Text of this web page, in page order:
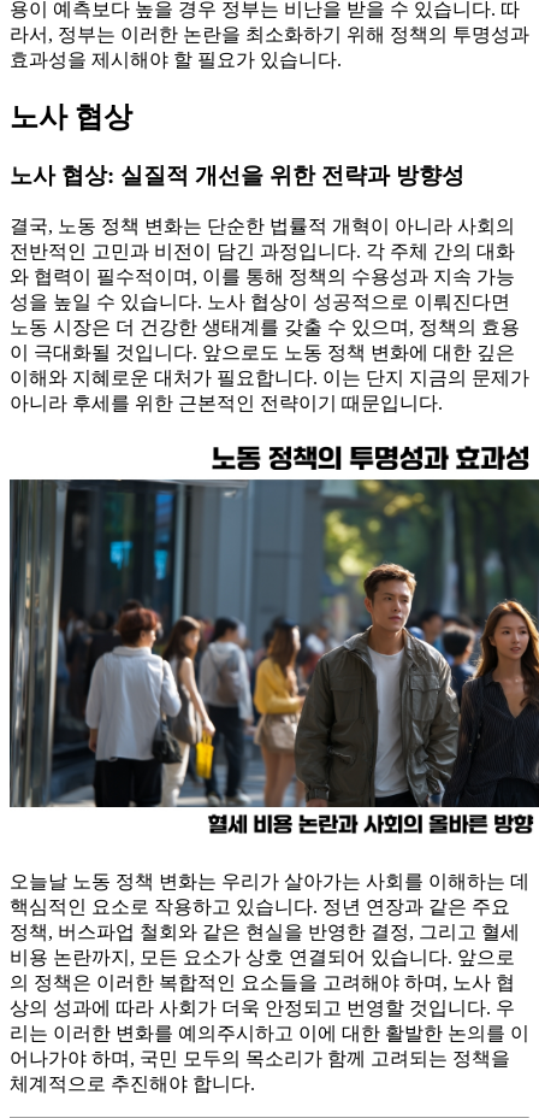
용이 예측보다 높을 경우 정부는 비난을 받을 수 있습니다. 따
라서, 정부는 이러한 논란을 최소화하기 위해 정책의 투명성과
효과성을 제시해야 할 필요가 있습니다.
노사 협상
노사 협상: 실질적 개선을 위한 전략과 방향성
결국, 노동 정책 변화는 단순한 법률적 개혁이 아니라 사회의
전반적인 고민과 비전이 담긴 과정입니다. 각 주체 간의 대화
와 협력이 필수적이며, 이를 통해 정책의 수용성과 지속 가능
성을 높일 수 있습니다. 노사 협상이 성공적으로 이뤄진다면
노동 시장은 더 건강한 생태계를 갖출 수 있으며, 정책의 효용
이 극대화될 것입니다. 앞으로도 노동 정책 변화에 대한 깊은
이해와 지혜로운 대처가 필요합니다. 이는 단지 지금의 문제가
아니라 후세를 위한 근본적인 전략이기 때문입니다.
오늘날 노동 정책 변화는 우리가 살아가는 사회를 이해하는 데
핵심적인 요소로 작용하고 있습니다. 정년 연장과 같은 주요
정책, 버스파업 철회와 같은 현실을 반영한 결정, 그리고 혈세
비용 논란까지, 모든 요소가 상호 연결되어 있습니다. 앞으로
의 정책은 이러한 복합적인 요소들을 고려해야 하며, 노사 협
상의 성과에 따라 사회가 더욱 안정되고 번영할 것입니다. 우
리는 이러한 변화를 예의주시하고 이에 대한 활발한 논의를 이
어나가야 하며, 국민 모두의 목소리가 함께 고려되는 정책을
체계적으로 추진해야 합니다.